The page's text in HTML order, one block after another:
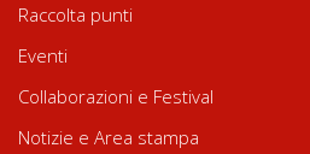
Raccolta punti
Eventi
Collaborazioni e Festival
Notizie e Area stampa